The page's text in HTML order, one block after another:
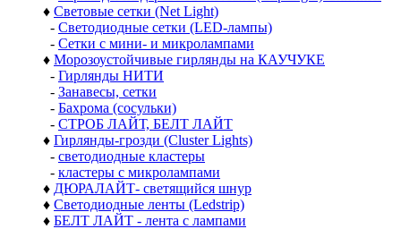
♦ Световые сетки (Net Light)
- Светодиодные сетки (LED-лампы)
- Сетки с мини- и микролампами
♦ Морозоустойчивые гирлянды на КАУЧУКЕ
- Гирлянды НИТИ
- Занавесы, сетки
- Бахрома (сосульки)
- СТРОБ ЛАЙТ, БЕЛТ ЛАЙТ
♦ Гирлянды-грозди (Cluster Lights)
- светодиодные кластеры
- кластеры с микролампами
♦ ДЮРАЛАЙТ- светящийся шнур
♦ Светодиодные ленты (Ledstrip)
♦ БЕЛТ ЛАЙТ - лента с лампами